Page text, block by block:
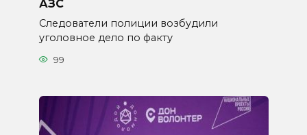
АЗС
Следователи полиции возбудили
уголовное дело по факту
99